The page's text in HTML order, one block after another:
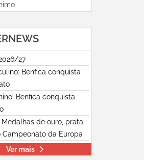
27
Benfica conquista
Benfica conquista
de ouro, prata
Campeonato da Europa
Ver mais